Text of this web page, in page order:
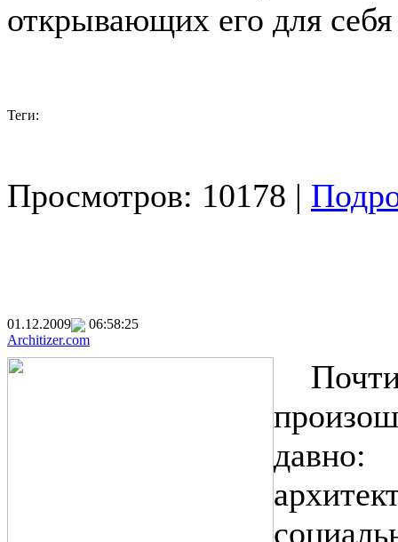
открывающих его для себя
Теги:
Просмотров: 10178 |
01.12.2009
06:58:25
Architizer.com